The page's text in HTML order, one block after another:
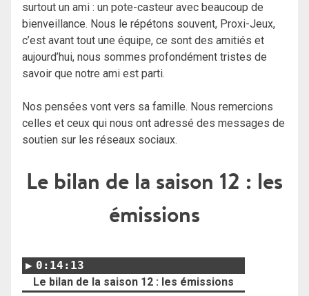
surtout un ami : un pote-casteur avec beaucoup de
bienveillance. Nous le répétons souvent, Proxi-Jeux,
c’est avant tout une équipe, ce sont des amitiés et
aujourd’hui, nous sommes profondément tristes de
savoir que notre ami est parti.
Nos pensées vont vers sa famille. Nous remercions
celles et ceux qui nous ont adressé des messages de
soutien sur les réseaux sociaux.
Le bilan de la saison 12 : les
émissions
0:14:13
Le bilan de la saison 12 : les émissions